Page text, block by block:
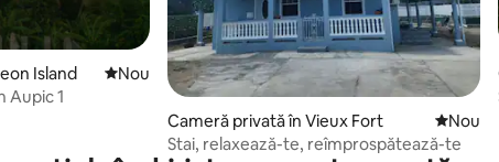
Island Cazare nouă
Nou
Aupic 1
Cameră privată în Vieux Fort
Cazare
Nou
Stai, relaxează-te, reîmprospătează-te